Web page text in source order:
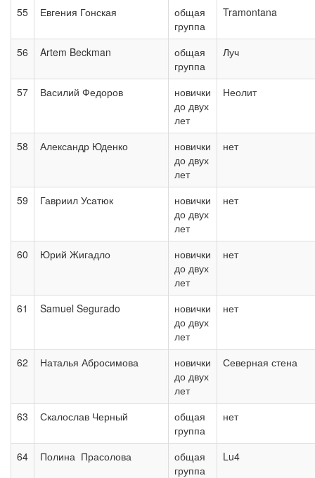
55 Евгения Гонская
общая
группа
Tramontana
56 Artem Beckman
общая
группа
Луч
57 Василий Федоров
новички
до двух
лет
Неолит
58 Александр Юденко
новички
до двух
лет
нет
59 Гавриил Усатюк
новички
до двух
лет
нет
60 Юрий Жигадло
новички
до двух
лет
нет
61 Samuel Segurado
новички
до двух
лет
нет
62 Наталья Абросимова
новички
до двух
лет
Северная стена
63 Скалослав Черный
общая
группа
нет
64 Полина Прасолова
общая
группа
Lu4